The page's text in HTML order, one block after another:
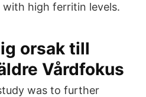
high ferritin levels.
orsak till
Vårdfokus
was to further